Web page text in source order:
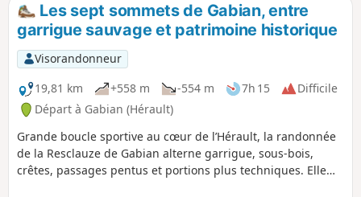
Les sept sommets de Gabian, entre
garrigue sauvage et patrimoine historique
Visorandonneur
19,81 km
+558 m -554 m 7h 15
Difficile
Départ à Gabian (Hérault)
Grande boucle sportive au cœur de l’Hérault, la randonnée
de la Resclauze de Gabian alterne garrigue, sous-bois,
crêtes, passages pentus et portions plus techniques. Elle